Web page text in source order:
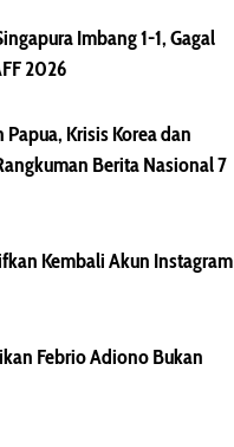
Imbang 1-1, Gagal
2026
Krisis Korea dan
Berita Nasional 7
Kembali Akun Instagram
Febrio Adiono Bukan